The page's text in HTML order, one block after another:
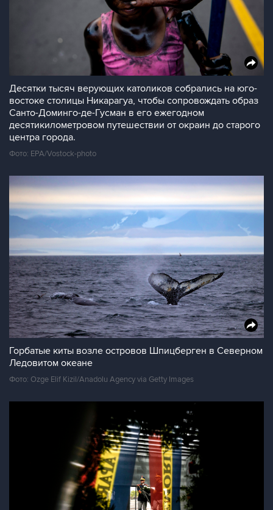
Десятки тысяч верующих католиков собрались на юго-
востоке столицы Никарагуа, чтобы сопровождать образ
Санто-Доминго-де-Гусман в его ежегодном
десятикилометровом путешествии от окраин до старого
центра города.
Фото: EPA/Vostock-photo
Горбатые киты возле островов Шпицберген в Северном
Ледовитом океане
Фото: Ozge Elif Kizil/Anadolu Agency via Getty Images